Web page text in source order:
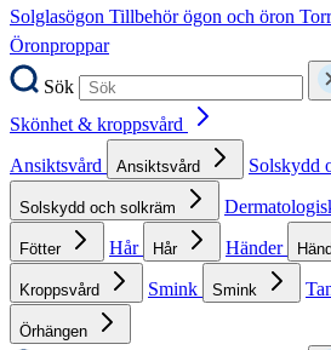
Solglasögon Tillbehör ögon och öron
Öronproppar
Sök
Skönhet & kroppsvård
Ansiktsvård
Ansiktsvård Solskydd
Solskydd och solkräm
Fötter Hår Hår Händer
Kroppsvård Smink Smink
Örhängen